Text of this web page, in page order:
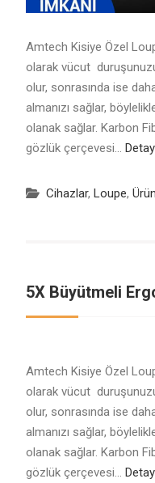
Amtech Kisiye Özel
olarak vücut
olur, sonrasında ise
almanızı sağlar,
olanak sağlar. Karbon
gözlük çerçevesi…
Cihazlar, Loupe,
5X Büyütmeli
Amtech Kisiye Özel
olarak vücut
olur, sonrasında ise
almanızı sağlar,
olanak sağlar. Karbon
gözlük çerçevesi…